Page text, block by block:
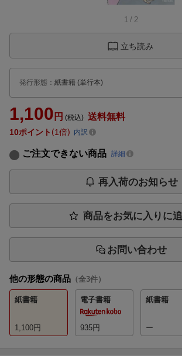
1 / 2
立ち読み
発行形態 ： 紙書籍 (単行本)
1,100 円 (税込) 送料無料
10ポイント 1倍 内訳
ご注文できない商品 詳細
再入荷のお知らせ
商品をお気に入りに
お問い合わせ
他の形態の商品 （全3件）
紙書籍
1,100円
電子書籍
935円
紙書籍
ー